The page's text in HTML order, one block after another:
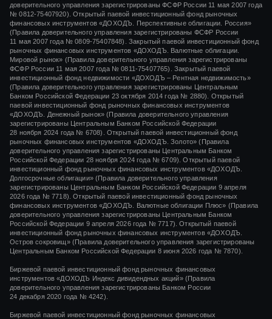
доверительного управления зарегистрированы ФСФР России 11 мая 2007 года
№ 0812-75407920). Открытый паевой инвестиционный фонд рыночных
финансовых инструментов «ДОХОДЪ. Перспективные облигации. Россия»
(Правила доверительного управления зарегистрированы ФСФР России
11 мая 2007 года № 0809-75407848).
Закрытый паевой инвестиционный фонд
рыночных финансовых инструментов «ДОХОДЪ. Валютные облигации.
Мировой рынок» (Правила доверительного управления зарегистрированы
ФСФР России 11 мая 2007 года № 0811-75407765).
Закрытый паевой
инвестиционный фонд недвижимости «ДОХОДЪ – Рентная недвижимость»
(Правила доверительного управления зарегистрированы Центральным
Банком Российской Федерации 23 октября 2014 года № 2880).
Открытый
паевой инвестиционный фонд рыночных финансовых инструментов
«ДОХОДЪ. Денежный рынок» (Правила доверительного управления
зарегистрированы Центральным Банком Российской Федерации
28 ноября 2024 года № 6708).
Открытый паевой инвестиционный фонд
рыночных финансовых инструментов «ДОХОДЪ. Золото» (Правила
доверительного управления зарегистрированы Центральным Банком
Российской Федерации 28 ноября 2024 года№ 6709). Открытый паевой
инвестиционный фонд рыночных финансовых инструментов «ДОХОДЪ.
Долгосрочные облигации» (Правила доверительного управления
зарегистрированы Центральным Банком Российской Федерации 9 апреля
2026 года № 7718). Открытый паевой инвестиционный фонд рыночных
финансовых инструментов «ДОХОДЪ. Валютные облигации Плюс» (Правила
доверительного управления зарегистрированы Центральным Банком
Российской Федерации 9 апреля 2026 года № 7717). Открытый паевой
инвестиционный фонд рыночных финансовых инструментов «ДОХОДЪ.
Остров сокровищ» (Правила доверительного управления зарегистрированы
Центральным Банком Российской Федерации 8 июня 2026 года № 7870).
Биржевой паевой инвестиционный фонд рыночных финансовых
инструментов«ДОХОДЪ Индекс дивидендных акций»(Правила
доверительного управления зарегистрированы Банком России
24 декабря 2020 года № 4242)
Биржевой паевой инвестиционный фонд рыночных финансовых